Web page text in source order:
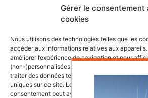
Gérer le consentement
cookies
Nous utilisons des technologies telles que les
accéder aux informations relatives aux
améliorer l’expérience de navigation et pour
(non-)personnalisées. Consentir à ces
traiter des données telles que le comportement
uniques sur ce site. Le fait de ne pas consentir ou
consentement peut avoir un effet négatif sur
E-
mail
Site
web